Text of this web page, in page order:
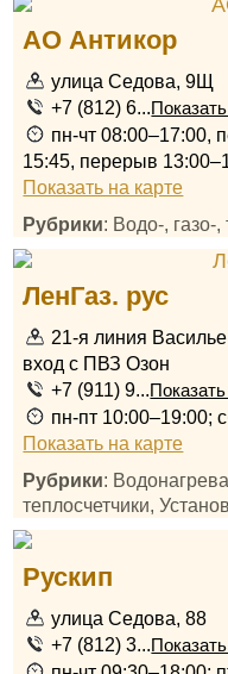
АО Антикор
улица Седова, 9Щ
+7 (812) 6...
пн-чт 08:00–17:00,
15:45, перерыв
Показать на карте
Рубрики: Водо-, газо-,
ЛенГаз. рус
21-я линия
вход с ПВЗ Озон
+7 (911) 9...
пн-пт 10:00–19:00;
Показать на карте
Рубрики:
теплосчетчики,
Рускип
улица Седова, 88
+7 (812) 3...